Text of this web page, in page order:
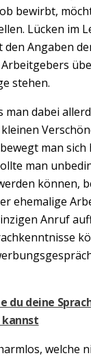
bewirbt,
Lücken im
den Angaben
stehen.
man dabei
man
man
können,
ehemalige
Anruf
du deine
welche